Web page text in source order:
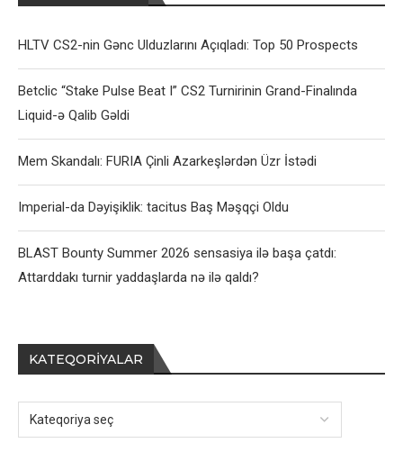
HLTV CS2-nin Gənc Ulduzlarını Açıqladı: Top 50 Prospects
Betclic “Stake Pulse Beat I” CS2 Turnirinin Grand-Finalında
Liquid-ə Qalib Gəldi
Mem Skandalı: FURIA Çinli Azarkeşlərdən Üzr İstədi
Imperial-da Dəyişiklik: tacitus Baş Məşqçi Oldu
BLAST Bounty Summer 2026 sensasiya ilə başa çatdı:
Attarddakı turnir yaddaşlarda nə ilə qaldı?
KATEQORIYALAR